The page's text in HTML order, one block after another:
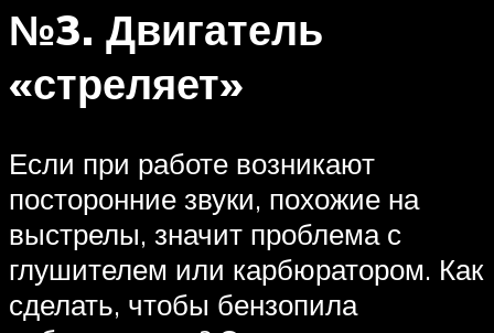
№3. Двигатель
«стреляет»
Если при работе возникают
посторонние звуки, похожие на
выстрелы, значит проблема с
глушителем или карбюратором. Как
сделать, чтобы бензопила